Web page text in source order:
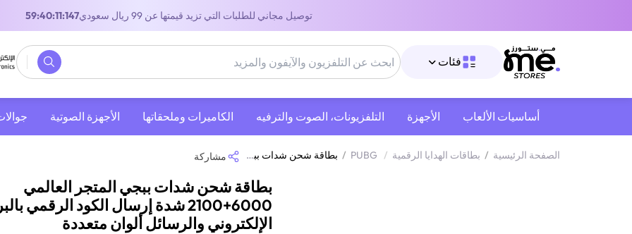
توصيل مجاني للطلبات التي تزيد قيمتها عن 99 ريال سعودي 58:40:11:147
فئات
أساسيات الألعاب الأجهزة التلفزيونات، الصوت والترفيه ‫الكاميرات وملحقاتها‬ الأجهزة الصوتية
الصفحة الرئيسية / بطاقات الهدايا الرقمية /
PUBG
/ بطاقة شحن شدات ببجي المتجر العالمي 6000+2100 شدة إرسال الكود الرقمي بالبريد الإلكتروني والرسائل ألوان متعددة مشاركة
بطاقة شحن شدات ببجي المتجر العالمي
6000+2100 شدة إرسال الكود الرقمي
الإلكتروني والرسائل ألوان متعددة